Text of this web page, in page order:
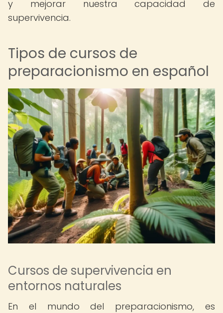
y mejorar nuestra capacidad de
supervivencia.
Tipos de cursos de
preparacionismo en español
Cursos de supervivencia en
entornos naturales
En el mundo del preparacionismo, es